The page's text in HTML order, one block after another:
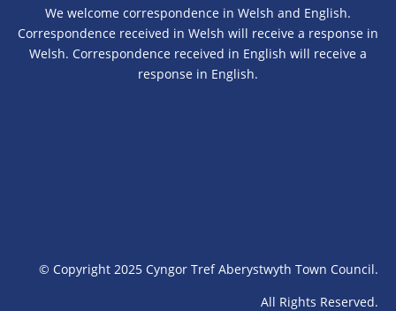
We welcome correspondence in Welsh and English.
Correspondence received in Welsh will receive a response in
Welsh. Correspondence received in English will receive a
response in English.
© Copyright 2025 Cyngor Tref Aberystwyth Town Council.
All Rights Reserved.